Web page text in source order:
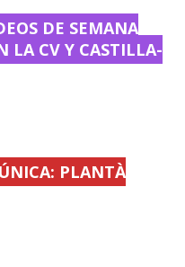
DE SEMANA
LA CV Y CASTILLA-
PLANTÀ